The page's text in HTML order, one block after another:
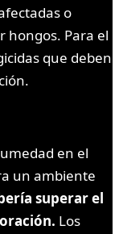
o
hongos. Para el
que deben
en el
un ambiente
superar el
Los